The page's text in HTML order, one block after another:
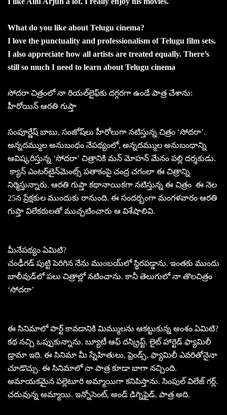
What do you like about Telugu cinema?
I love the punctuality and professionalism of Telugu film sets.
I also appreciate how all artists are treated equally. There’s
still so much I need to learn about Telugu cinema
సోదరా చిత్రంలో నా రియల్‌లైఫ్‌కు దగ్గరగా ఉండే పాత్ర చేశాను:
హీరోయిన్‌ ఆరతి గుప్తా
సంపూర్ణేష్‌ బాబు, సంజోష్‌లు హీరోలుగా నటిస్తున్న చిత్రం ‘సోదరా’.
అన్నదమ్ముల అనుబంధం నేపథ్యంలో, అన్నదమ్ముల అనుబంధాన్ని
ఆవిష్కరిస్తున్న ‘సోదరా’ చిత్రానికి మన్‌ మోహన్‌ మేనం పల్లి దర్శకుడు.
క్యాన్‌ ఎంటర్‌టైన్‌మెంట్స్‌ పతాకంపై చంద్ర చగంలా ఈ చిత్రాన్ని
నిర్మిస్తున్నారు. ఆరతి గుప్తా కథానాయికగా నటిస్తున్న ఈ చిత్రం ఈ నెల
25న ప్రేక్షకుల ముందుకు రానుంది. ఈ సందర్బంగా మంగళవారం ఆరతి
గుప్తా విలేకరులతో ముచ్చటించారు ఆ విశేషాలివి.
మీనేపథ్యం ఏమిటి?
చంఢీగడ్‌ పుట్టి పెరిగిన నేను ముంబయ్‌లో స్థిరపడ్డాను. ఇంతకు ముందు
బాలీవుడ్‌లో పలు చిత్రాల్లో నటించాను. కానీ తెలుగులో నా తొలచిత్రం
‘సోదరా’
ఈ సినిమాలో పార్ట్‌ కావడానికి మిమ్ములను ఆకట్టుకున్న అంశం ఏమిటి?
కథ నచ్చి ఒప్పుకున్నాను. బ్యూటీ ఆఫ్‌ దస్క్రిప్ట్‌. లైట్‌ హార్టెడ్‌ ఫ్యామిలీ
డ్రామా ఇది. ఈ సినిమా మీ స్నేహితులు, ఫ్రెండ్స్‌, ఫ్యామిలీ ఎవరితోనైనా
చూడొచ్చు. ఈ సినిమాలో నా పాత్ర కూడా బాగా నచ్చింది.
అమాయకమైన పల్లెటూరి అమ్మాయిగా కనిపిస్తాను. సింపుల్‌ విలేజ్‌ గర్ల్‌.
చదువున్న అమ్మాయి. ఇన్నోసెంట్‌, అండ్‌ డిగ్నిఫైడ్‌. పాత్ర అది.